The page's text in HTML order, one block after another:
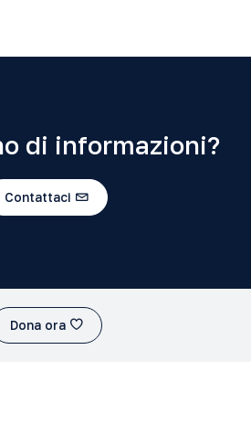
di informazioni?
Contattaci
Dona ora